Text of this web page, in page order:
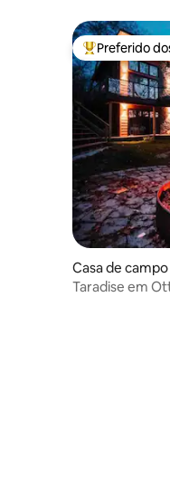
Entre os
Preferido
Casa de
Taradise em